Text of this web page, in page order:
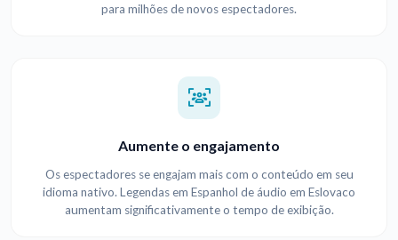
para milhões de novos espectadores.
Aumente o engajamento
Os espectadores se engajam mais com o conteúdo em seu
idioma nativo. Legendas em Espanhol de áudio em Eslovaco
aumentam significativamente o tempo de exibição.